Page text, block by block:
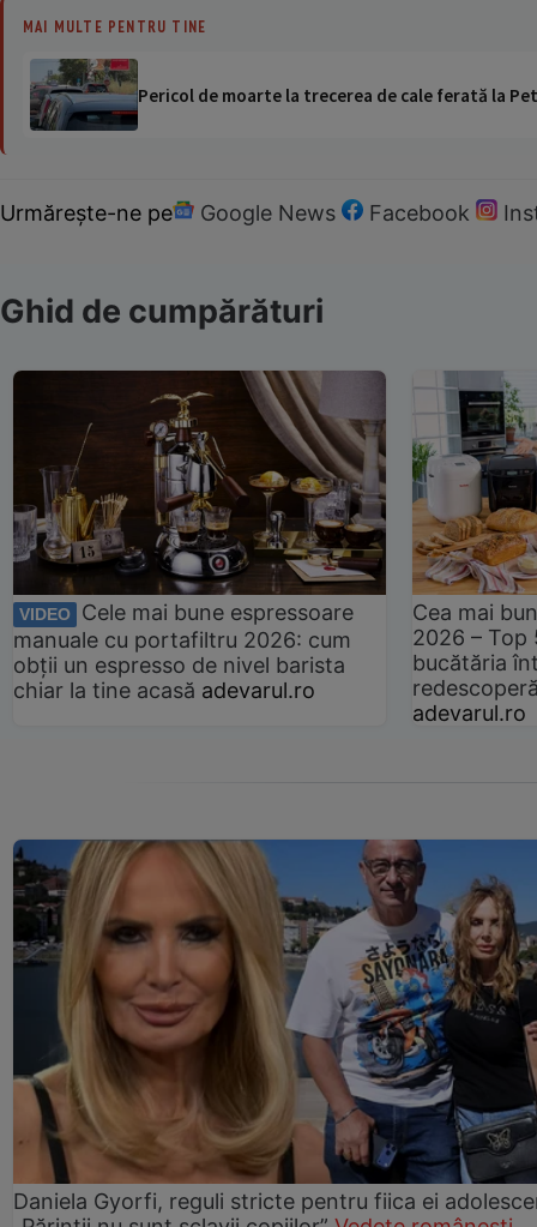
MAI MULTE PENTRU TINE
Pericol de moarte la trecerea de cale ferată la
Urmărește-ne pe Google News Facebook
Ghid de cumpărături
VIDEO
Cele mai bune espressoare
manuale cu portafiltru 2026: cum
obții un espresso de nivel barista
chiar la tine acasă adevarul.ro
Cea mai
2026 –
bucătăria
adevarul.ro
Daniela Gyorfi, reguli stricte pentru fiica ei